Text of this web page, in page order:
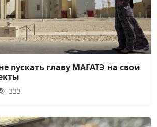
пускать главу МАГАТЭ на свои
333